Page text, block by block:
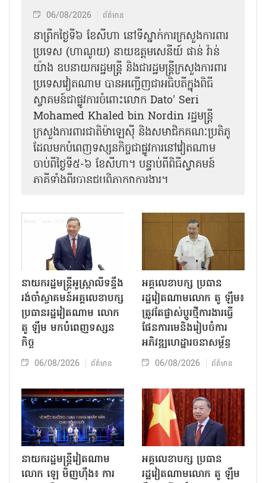
06/08/2026 ព័ត៌មាន
នា​ព្រឹកថ្ងៃទី៦ ខែសីហា នៅទីស្នាក់ការក្រសួងការពារ
ប្រទេស (ហាណូយ) នាយឧត្តមសេនីយ៍ ផាន់ វ៉ាន់
យ៉ាង ឧបនាយករដ្ឋមន្ត្រី និងជារដ្ឋមន្ត្រីក្រសួងការពារ
ប្រទេសវៀតណាម បានអញ្ជើញជាអធិបតីក្នុងពិធី
ស្វាគមន៍ជាផ្លូវការ​ចំពោះលោក Dato' Seri
Mohamed Khaled bin Nordin រដ្ឋមន្ត្រី
ក្រសួងការពារជាតិម៉ាឡេស៊ី និងសមាជិកគណៈប្រតិភូ
ដែលមកបំពេញទស្សនកិច្ចជាផ្លូវការនៅវៀតណាម
ចាប់ពីថ្ងៃទី៥-៦ ខែសីហា។ បន្ទាប់ពីពិធីស្វាគមន៍
ភាគីទាំងពីរបានជួបពិភាក្សាការងារ​។
នាយករដ្ឋមន្ត្រីអូស្ត្រាលីទន្ទឹង
រង់ចាំស្វាគមន៍អគ្គលេខាបក្ស
ប្រធានរដ្ឋវៀតណាម លោក
តូ ឡឹម មកបំពេញទស្សន
កិច្ច
06/08/2026 ព័ត៌មាន
អគ្គលេខាបក្ស ប្រធាន
រដ្ឋវៀតណាមលោក តូ ឡឹម៖
ត្រូវតែផ្លាស់ប្ដូរថ្មីការងារធ្វើ
ផែនការមេនិងរៀបចំការ
អភិវឌ្ឍហេដ្ឋារចនាសម្ព័ន្ធ
06/08/2026 ព័ត៌មាន
នាយករដ្ឋមន្ត្រីវៀតណាម
លោក ឡេ មិញហ៊ឹង៖ ការ
អគ្គលេខាបក្ស ប្រធាន
រដ្ឋវៀតណាមលោក តូ ឡឹម